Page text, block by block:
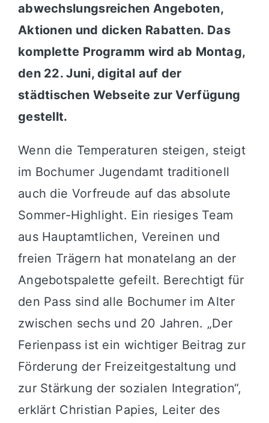
abwechslungsreichen Angeboten,
Aktionen und dicken Rabatten. Das
komplette Programm wird ab Montag,
den 22. Juni, digital auf der
städtischen Webseite zur Verfügung
gestellt.
Wenn die Temperaturen steigen, steigt
im Bochumer Jugendamt traditionell
auch die Vorfreude auf das absolute
Sommer-Highlight. Ein riesiges Team
aus Hauptamtlichen, Vereinen und
freien Trägern hat monatelang an der
Angebotspalette gefeilt. Berechtigt für
den Pass sind alle Bochumer im Alter
zwischen sechs und 20 Jahren. „Der
Ferienpass ist ein wichtiger Beitrag zur
Förderung der Freizeitgestaltung und
zur Stärkung der sozialen Integration“,
erklärt Christian Papies, Leiter des